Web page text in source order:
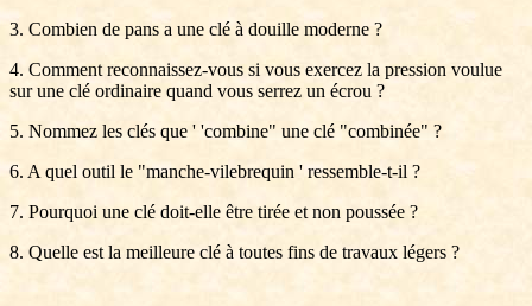
3. Combien de pans a une clé à douille moderne ?
4. Comment reconnaissez-vous si vous exercez la pression voulue
sur une clé ordinaire quand vous serrez un écrou ?
5. Nommez les clés que ' 'combine" une clé "combinée" ?
6. A quel outil le "manche-vilebrequin ' ressemble-t-il ?
7. Pourquoi une clé doit-elle être tirée et non poussée ?
8. Quelle est la meilleure clé à toutes fins de travaux légers ?